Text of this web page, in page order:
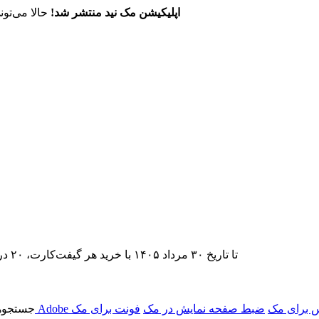
اپلیکیشن مک نید منتشر شد! حالا
تا تاریخ ۳۰ مرداد ۱۴۰۵ با خرید هر گیفت‌کارت، ۲۰ درصد تخفیف اشتراک اپ‌استور مک نید را دریافت کنید.
برای مک ضبط صفحه نمایش در مک فونت برای مک